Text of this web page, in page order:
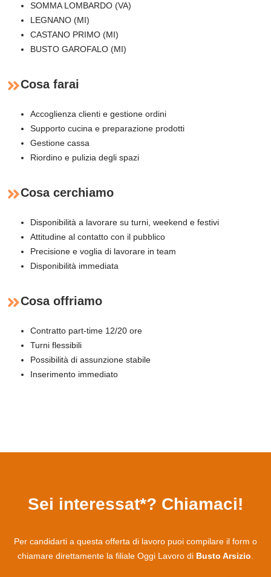
SOMMA LOMBARDO (VA)
LEGNANO (MI)
CASTANO PRIMO (MI)
BUSTO GAROFALO (MI)
Cosa farai
Accoglienza clienti e gestione ordini
Supporto cucina e preparazione prodotti
Gestione cassa
Riordino e pulizia degli spazi
Cosa cerchiamo
Disponibilità a lavorare su turni, weekend e festivi
Attitudine al contatto con il pubblico
Precisione e voglia di lavorare in team
Disponibilità immediata
Cosa offriamo
Contratto part-time 12/20 ore
Turni flessibili
Possibilità di assunzione stabile
Inserimento immediato
Sei interessat*? Chiamaci!
Per candidarti a questa offerta di lavoro puoi compilare il form o
chiamare direttamente la filiale Oggi Lavoro di Busto Arsizio
OL Chatbot